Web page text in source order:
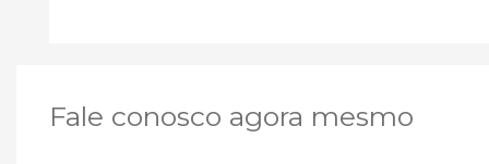
Fale conosco agora mesmo